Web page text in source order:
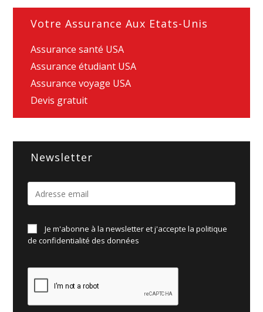
Votre Assurance Aux Etats-Unis
Assurance santé USA
Assurance étudiant USA
Assurance voyage USA
Devis gratuit
Newsletter
Je m'abonne à la newsletter et j'accepte la politique
deconfidentialité des données